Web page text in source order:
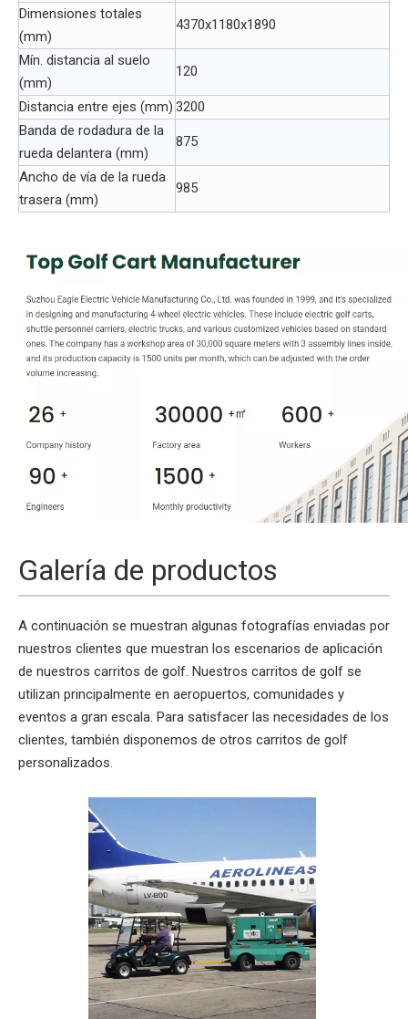
Dimensiones totales
(mm)
4370x1180x1890
Mín. distancia al suelo
(mm)
120
Distancia entre ejes (mm) 3200
Banda de rodadura de la
rueda delantera (mm)
875
Ancho de vía de la rueda
trasera (mm)
985
Galería de productos
A continuación se muestran algunas fotografías enviadas por
nuestros clientes que muestran los escenarios de aplicación
de nuestros carritos de golf. Nuestros carritos de golf se
utilizan principalmente en aeropuertos, comunidades y
eventos a gran escala. Para satisfacer las necesidades de los
clientes, también disponemos de otros carritos de golf
personalizados.